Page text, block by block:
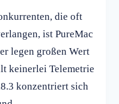
die oft
ist PureMac
legen großen Wert
keinerlei Telemetrie
konzentriert sich